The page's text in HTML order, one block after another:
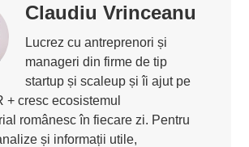
Claudiu Vrinceanu
Lucrez cu antreprenori și
manageri din firme de tip
startup și scaleup și îi ajut pe
+ cresc ecosistemul
românesc în fiecare zi. Pentru
și informații utile,